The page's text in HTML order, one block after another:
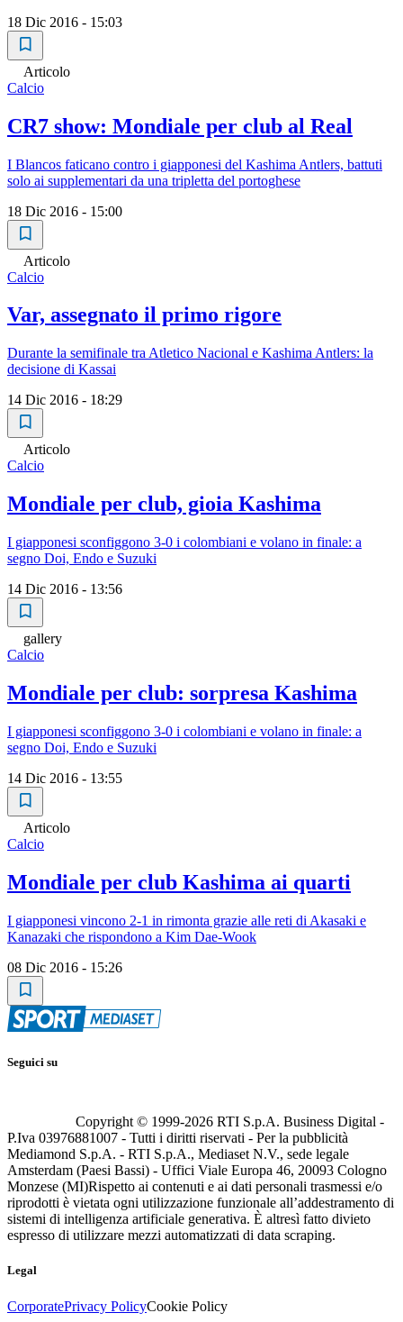
18 Dic 2016 - 15:03
Articolo
Calcio
CR7 show: Mondiale per club al Real
I Blancos faticano contro i giapponesi del Kashima Antlers, battuti
solo ai supplementari da una tripletta del portoghese
18 Dic 2016 - 15:00
Articolo
Calcio
Var, assegnato il primo rigore
Durante la semifinale tra Atletico Nacional e Kashima Antlers: la
decisione di Kassai
14 Dic 2016 - 18:29
Articolo
Calcio
Mondiale per club, gioia Kashima
I giapponesi sconfiggono 3-0 i colombiani e volano in finale: a
segno Doi, Endo e Suzuki
14 Dic 2016 - 13:56
gallery
Calcio
Mondiale per club: sorpresa Kashima
I giapponesi sconfiggono 3-0 i colombiani e volano in finale: a
segno Doi, Endo e Suzuki
14 Dic 2016 - 13:55
Articolo
Calcio
Mondiale per club Kashima ai quarti
I giapponesi vincono 2-1 in rimonta grazie alle reti di Akasaki e
Kanazaki che rispondono a Kim Dae-Wook
08 Dic 2016 - 15:26
Seguici su
Copyright © 1999-2026 RTI S.p.A. Business Digital -
P.Iva 03976881007 - Tutti i diritti riservati - Per la pubblicità
Mediamond S.p.A. - RTI S.p.A., Mediaset N.V., sede legale
Amsterdam (Paesi Bassi) - Uffici Viale Europa 46, 20093 Cologno
Monzese (MI)Rispetto ai contenuti e ai dati personali trasmessi e/o
riprodotti è vietata ogni utilizzazione funzionale all’addestramento di
sistemi di intelligenza artificiale generativa. È altresì fatto divieto
espresso di utilizzare mezzi automatizzati di data scraping.
Legal
CorporatePrivacy PolicyCookie Policy